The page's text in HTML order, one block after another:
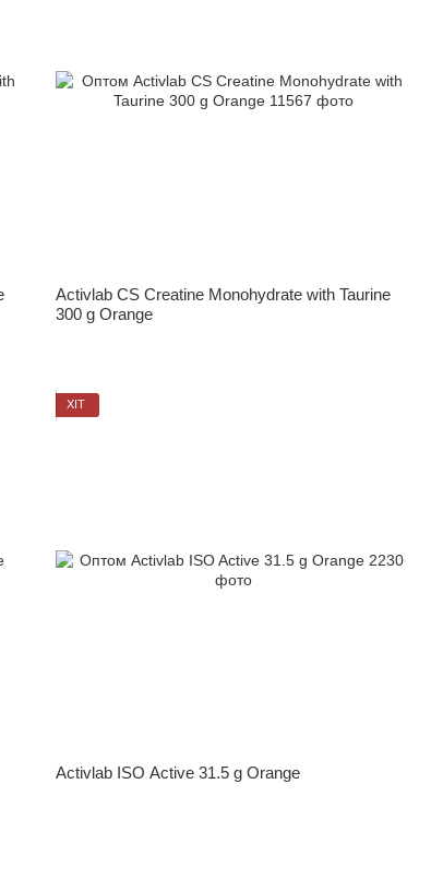
Activlab CS Creatine Monohydrate with Taurine
300 g Orange
ХІТ
Activlab ISO Active 31.5 g Orange